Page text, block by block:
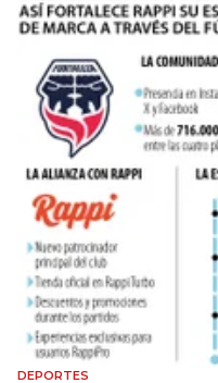
DEPORTES